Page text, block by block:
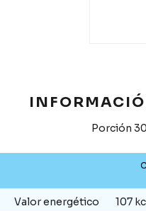
Porción
Valor energético 107